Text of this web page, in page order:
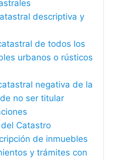
descriptiva y
de todos los
urbanos o rústicos
negativa de la
no ser titular
Catastro
de inmuebles
y trámites con